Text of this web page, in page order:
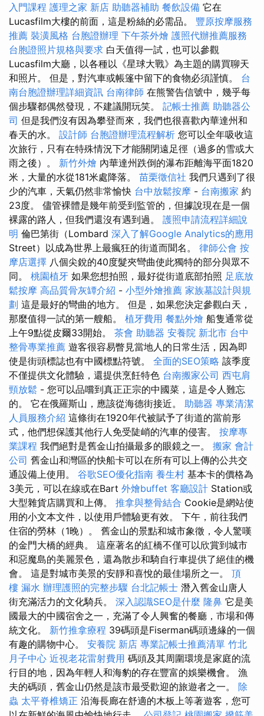
入門課程 護理之家 新店 助聽器補助 餐飲設備 它在
Lucasfilm大樓的前面，這是粉絲的必需品。 豐原按摩服務
推薦 裝潢風格 台胞證辦理 下午茶外燴 護照代辦推薦服務
台胞證照片規格與要求 白天值得一試，也可以參觀
Lucasfilm大廳，以各種以《星球大戰》為主題的購買聊天
和照片。 但是，對汽車或帳篷中留下的食物必須謹慎。 台
南台胞證辦理詳細資訊 台南律師 在熊警告信號中，幾乎每
個步驟都偶然發現，不建議開玩笑。 記帳士推薦 助聽器公
司 但是我們沒有因為攀登而來，我們也很喜歡內華達州和
春天的水。 設計師 台胞證辦理流程解析 您可以全年吸收這
次旅行，只有在特殊情況下才能關閉遠足徑（過多的雪或大
雨之後）。 新竹外燴 內華達州跌倒的瀑布距離海平面1820
米，大量的水從181米處降落。 苗栗徵信社 我們只遇到了很
少的汽車，天氣仍然非常愉快 台中放鬆按摩 - 台南搬家 約
23度。 儘管裸體是幾年前受到監管的，但據說現在是一個
裸露的路人，但我們還沒有遇到過。 護照申請流程詳細說
明 倫巴第街（Lombard 深入了解Google Analytics的應用
Street）以成為世界上最瘋狂的街道而聞名。 律師公會 按
摩店選擇 八個尖銳的40度髮夾彎曲使此獨特的部分與眾不
同。 桃園植牙 如果您想拍照，最好從街道底部拍照 足底放
鬆按摩 高品質骨灰罈介紹 - 小型外燴推薦 家族墓設計與規
劃 這是最好的彎曲的地方。 但是，如果您決定參觀白天，
那麼值得一試的第一艘船。 植牙費用 餐點外燴 船隻通常從
上午9點從皮爾33開始。 茶會 助聽器 安養院 新北市 台中
整骨專業推薦 遊客很容易瞥見當地人的日常生活，因為即
使是街頭標誌也有中國標點符號。 全面的SEO策略 該季度
不僅提供文化體驗，還提供烹飪特色 台南搬家公司 西屯肩
頸放鬆 - 您可以品嚐到真正正宗的中國菜，這是令人難忘
的。 它在俄羅斯山，應該從海德街接近。 助聽器 專業清潔
人員服務介紹 這條街在1920年代被賦予了街道的當前形
式，他們想保護其他行人免受陡峭的汽車的侵害。 按摩專
業課程 我們絕對是舊金山拍攝最多的眼鏡之一。 搬家 會計
公司 舊金山和灣區的快船卡可以在所有可以上傳的公共交
通設備上使用。 谷歌SEO優化指南 養生村 基本卡的價格為
3美元，可以在線或在Bart 外燴buffet 客廳設計 Station或
大型雜貨店購買和上傳。 推拿與整骨結合 Cookie是網站使
用的小文本文件，以使用戶體驗更有效。 下午，前往我們
住宿的勞林（1晚）。 舊金山的景點和城市象徵，令人驚嘆
的金門大橋的經典。 這座著名的紅橋不僅可以欣賞到城市
和惡魔島的美麗景色，還為散步和騎自行車提供了絕佳的機
會。 這是對城市美景的安靜和喜悅的最佳場所之一。 頂
樓 漏水 辦理護照的完整步驟 台北記帳士 潛入舊金山唐人
街充滿活力的文化騎兵。 深入認識SEO是什麼 隆鼻 它是美
國最大的中國宿舍之一，充滿了令人興奮的餐廳，市場和傳
統文化。 新竹推拿療程 39碼頭是Fiserman碼頭邊緣的一個
有趣的購物中心。 安養院 新店 專業記帳士推薦清單 竹北
月子中心 近視老花雷射費用 碼頭及其周圍環境是家庭的流
行目的地，因為年輕人和海豹的存在豐富的娛樂機會。 漁
夫的碼頭，舊金山仍然是該市最受歡迎的旅遊者之一。 除
蟲 太平脊椎矯正 沿海長廊在舒適的木板上等著遊客，您可